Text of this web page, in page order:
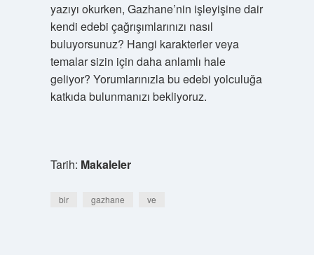
yazıyı okurken, Gazhane’nin işleyişine dair
kendi edebi çağrışımlarınızı nasıl
buluyorsunuz? Hangi karakterler veya
temalar sizin için daha anlamlı hale
geliyor? Yorumlarınızla bu edebi yolculuğa
katkıda bulunmanızı bekliyoruz.
Tarih: Makaleler
bir gazhane ve